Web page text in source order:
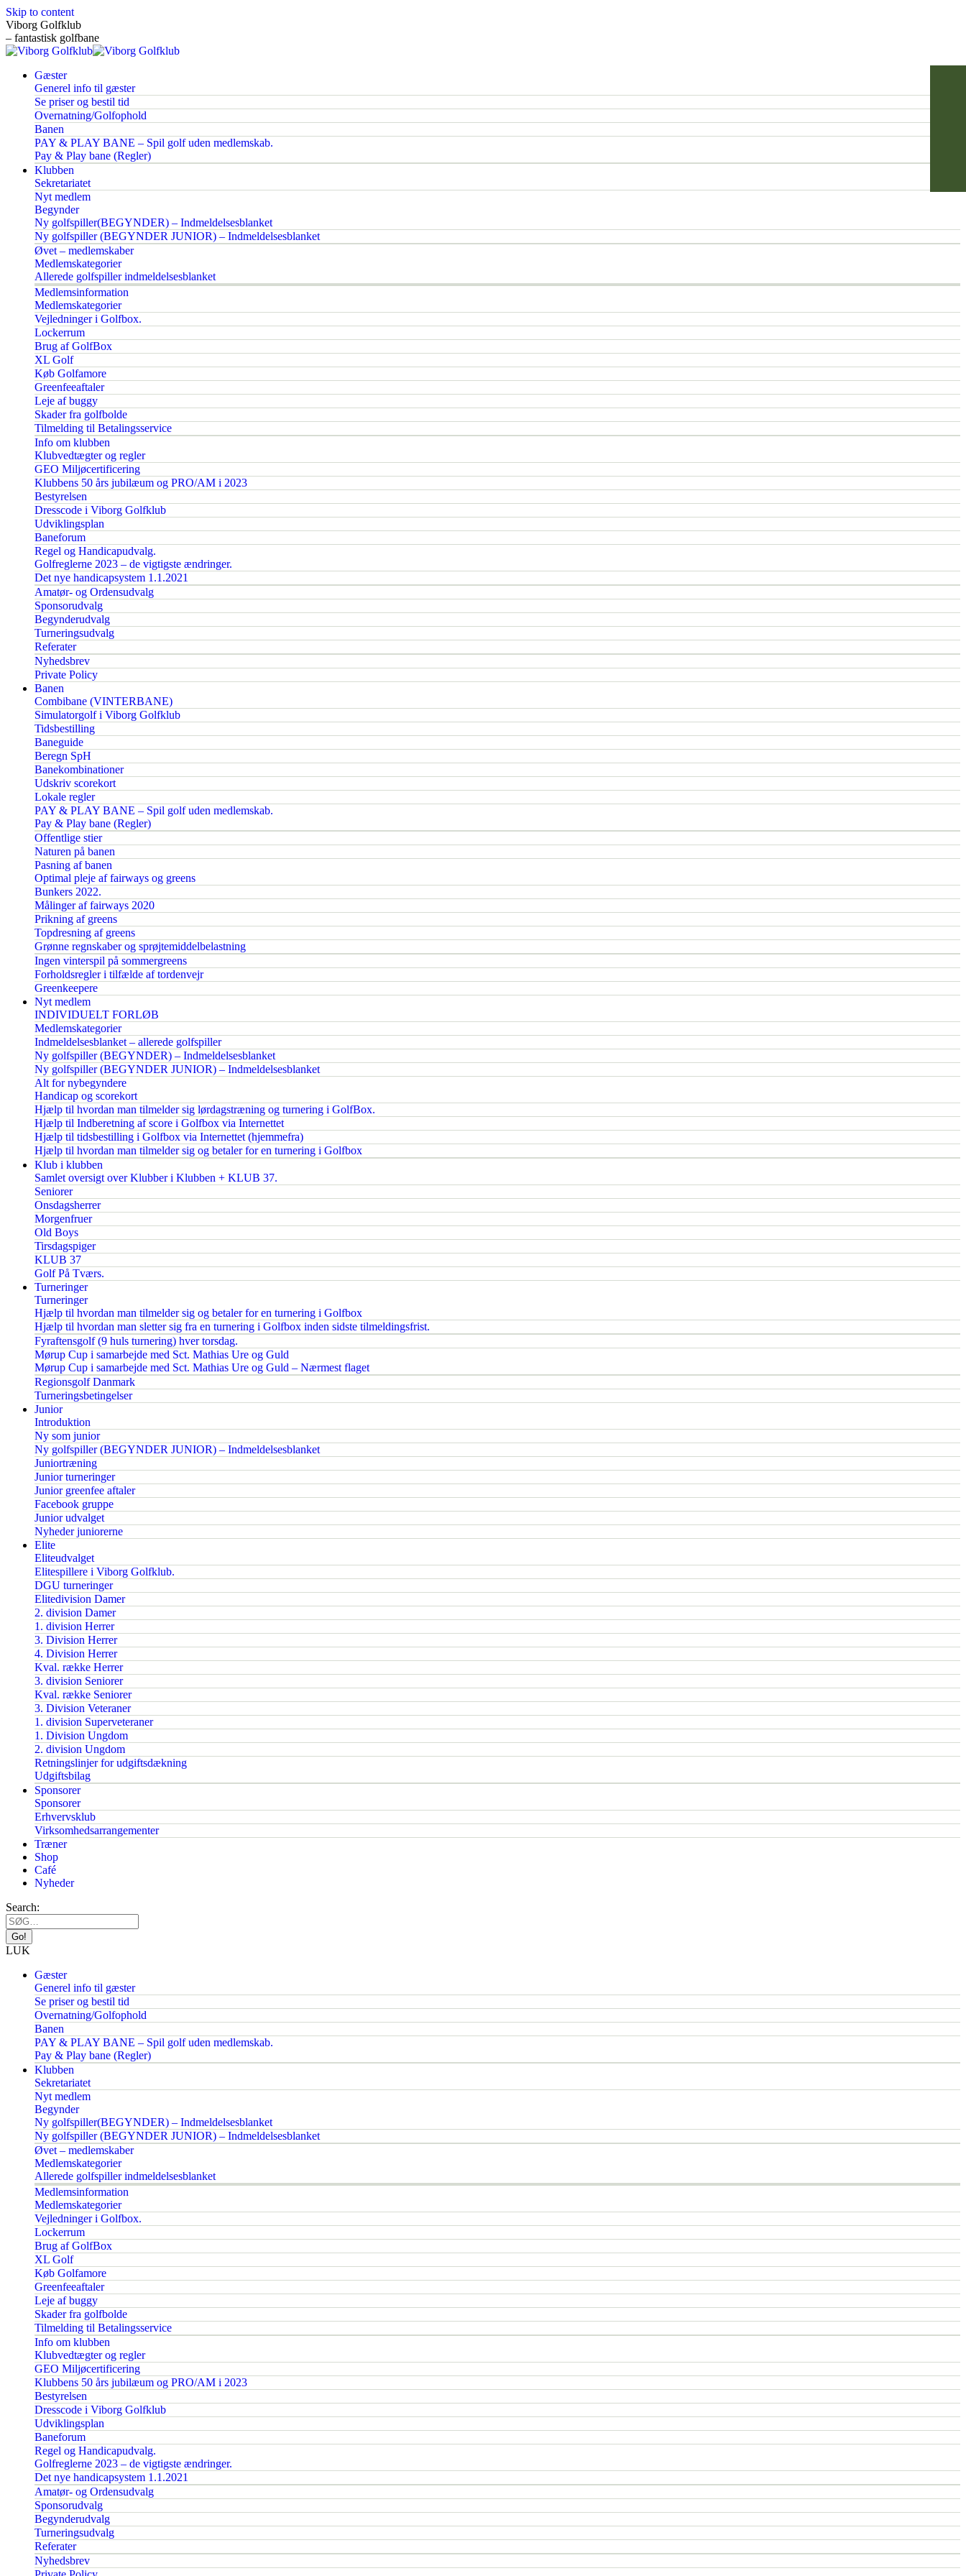
Skip to content
Viborg Golfklub
– fantastisk golfbane
Gæster
Generel info til gæster
Se priser og bestil tid
Overnatning/Golfophold
Banen
PAY & PLAY BANE – Spil golf uden medlemskab.
Pay & Play bane (Regler)
Klubben
Sekretariatet
Nyt medlem
Begynder
Ny golfspiller(BEGYNDER) – Indmeldelsesblanket
Ny golfspiller (BEGYNDER JUNIOR) – Indmeldelsesblanket
Øvet – medlemskaber
Medlemskategorier
Allerede golfspiller indmeldelsesblanket
Medlemsinformation
Medlemskategorier
Vejledninger i Golfbox.
Lockerrum
Brug af GolfBox
XL Golf
Køb Golfamore
Greenfeeaftaler
Leje af buggy
Skader fra golfbolde
Tilmelding til Betalingsservice
Info om klubben
Klubvedtægter og regler
GEO Miljøcertificering
Klubbens 50 års jubilæum og PRO/AM i 2023
Bestyrelsen
Dresscode i Viborg Golfklub
Udviklingsplan
Baneforum
Regel og Handicapudvalg.
Golfreglerne 2023 – de vigtigste ændringer.
Det nye handicapsystem 1.1.2021
Amatør- og Ordensudvalg
Sponsorudvalg
Begynderudvalg
Turneringsudvalg
Referater
Nyhedsbrev
Private Policy
Banen
Combibane (VINTERBANE)
Simulatorgolf i Viborg Golfklub
Tidsbestilling
Baneguide
Beregn SpH
Banekombinationer
Udskriv scorekort
Lokale regler
PAY & PLAY BANE – Spil golf uden medlemskab.
Pay & Play bane (Regler)
Offentlige stier
Naturen på banen
Pasning af banen
Optimal pleje af fairways og greens
Bunkers 2022.
Målinger af fairways 2020
Prikning af greens
Topdresning af greens
Grønne regnskaber og sprøjtemiddelbelastning
Ingen vinterspil på sommergreens
Forholdsregler i tilfælde af tordenvejr
Greenkeepere
Nyt medlem
INDIVIDUELT FORLØB
Medlemskategorier
Indmeldelsesblanket – allerede golfspiller
Ny golfspiller (BEGYNDER) – Indmeldelsesblanket
Ny golfspiller (BEGYNDER JUNIOR) – Indmeldelsesblanket
Alt for nybegyndere
Handicap og scorekort
Hjælp til hvordan man tilmelder sig lørdagstræning og turnering i GolfBox.
Hjælp til Indberetning af score i Golfbox via Internettet
Hjælp til tidsbestilling i Golfbox via Internettet (hjemmefra)
Hjælp til hvordan man tilmelder sig og betaler for en turnering i Golfbox
Klub i klubben
Samlet oversigt over Klubber i Klubben + KLUB 37.
Seniorer
Onsdagsherrer
Morgenfruer
Old Boys
Tirsdagspiger
KLUB 37
Golf På Tværs.
Turneringer
Turneringer
Hjælp til hvordan man tilmelder sig og betaler for en turnering i Golfbox
Hjælp til hvordan man sletter sig fra en turnering i Golfbox inden sidste tilmeldingsfrist.
Fyraftensgolf (9 huls turnering) hver torsdag.
Mørup Cup i samarbejde med Sct. Mathias Ure og Guld
Mørup Cup i samarbejde med Sct. Mathias Ure og Guld – Nærmest flaget
Regionsgolf Danmark
Turneringsbetingelser
Junior
Introduktion
Ny som junior
Ny golfspiller (BEGYNDER JUNIOR) – Indmeldelsesblanket
Juniortræning
Junior turneringer
Junior greenfee aftaler
Facebook gruppe
Junior udvalget
Nyheder juniorerne
Elite
Eliteudvalget
Elitespillere i Viborg Golfklub.
DGU turneringer
Elitedivision Damer
2. division Damer
1. division Herrer
3. Division Herrer
4. Division Herrer
Kval. række Herrer
3. division Seniorer
Kval. række Seniorer
3. Division Veteraner
1. division Superveteraner
1. Division Ungdom
2. division Ungdom
Retningslinjer for udgiftsdækning
Udgiftsbilag
Sponsorer
Sponsorer
Erhvervsklub
Virksomhedsarrangementer
Træner
Shop
Café
Nyheder
Search:
LUK
Gæster
Generel info til gæster
Se priser og bestil tid
Overnatning/Golfophold
Banen
PAY & PLAY BANE – Spil golf uden medlemskab.
Pay & Play bane (Regler)
Klubben
Sekretariatet
Nyt medlem
Begynder
Ny golfspiller(BEGYNDER) – Indmeldelsesblanket
Ny golfspiller (BEGYNDER JUNIOR) – Indmeldelsesblanket
Øvet – medlemskaber
Medlemskategorier
Allerede golfspiller indmeldelsesblanket
Medlemsinformation
Medlemskategorier
Vejledninger i Golfbox.
Lockerrum
Brug af GolfBox
XL Golf
Køb Golfamore
Greenfeeaftaler
Leje af buggy
Skader fra golfbolde
Tilmelding til Betalingsservice
Info om klubben
Klubvedtægter og regler
GEO Miljøcertificering
Klubbens 50 års jubilæum og PRO/AM i 2023
Bestyrelsen
Dresscode i Viborg Golfklub
Udviklingsplan
Baneforum
Regel og Handicapudvalg.
Golfreglerne 2023 – de vigtigste ændringer.
Det nye handicapsystem 1.1.2021
Amatør- og Ordensudvalg
Sponsorudvalg
Begynderudvalg
Turneringsudvalg
Referater
Nyhedsbrev